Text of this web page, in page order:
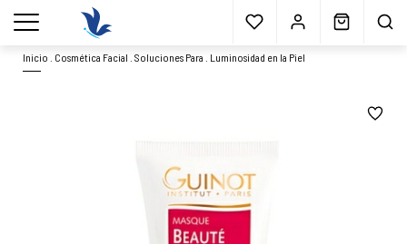
Envío gratisa partir 40€* Muestras gratis Blog
menu
Inicio Cosmética Facial .Soluciones Para Luminosidad en la Piel